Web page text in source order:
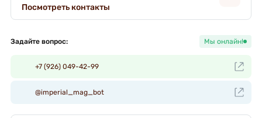
Посмотреть контакты
Задайте вопрос: Мы онлайн!
+7 (926) 049-42-99
@imperial_mag_bot